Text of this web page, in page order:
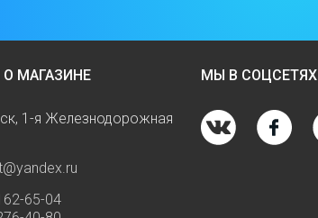
МАГАЗИНЕ
1-я Железнодорожная
65-04
МЫ В СОЦСЕТЯХ